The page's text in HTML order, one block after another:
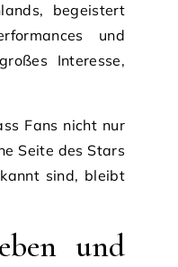
begeistert
und
Interesse,
Fans nicht nur
Seite des Stars
sind, bleibt
und